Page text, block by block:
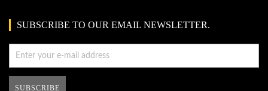
SUBSCRIBE TO OUR EMAIL NEWSLETTER.